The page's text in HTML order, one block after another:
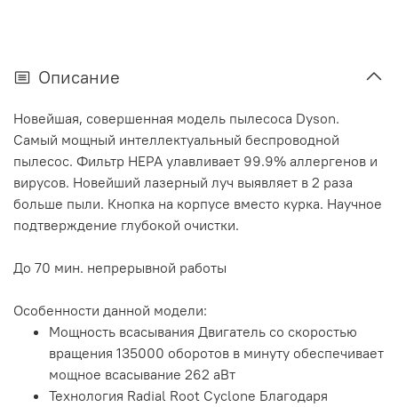
Описание
Новейшая, совершенная модель пылесоса Dyson.
Самый мощный интеллектуальный беспроводной
пылесос. Фильтр HEPA улавливает 99.9% аллергенов и
вирусов. Новейший лазерный луч выявляет в 2 раза
больше пыли. Кнопка на корпусе вместо курка. Научное
подтверждение глубокой очистки.
До 70 мин. непрерывной работы
Особенности данной модели:
Мощность всасывания Двигатель со скоростью
вращения 135000 оборотов в минуту обеспечивает
мощное всасывание 262 аВт
Технология Radial Root Cyclone Благодаря